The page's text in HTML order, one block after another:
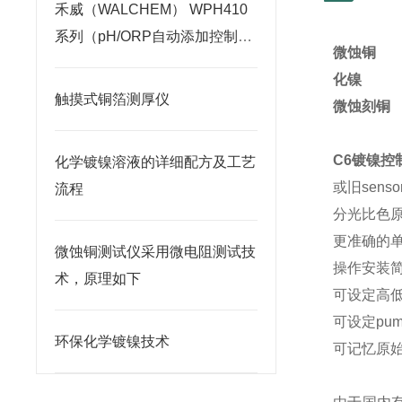
禾威（WALCHEM） WPH410
系列（pH/ORP自动添加控制
触摸式铜箔测厚仪
化学镀镍溶液的详细配方及工艺
流程
微蚀铜测试仪采用微电阻测试技
术，原理如下
环保化学镀镍技术
微蚀铜
化镍
微蚀刻铜
C6镀镍控
或旧
分光比色
更准确的
操作安装
可设定高
可设定
可记忆原